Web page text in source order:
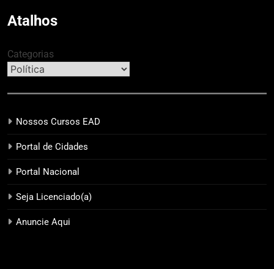
Atalhos
Categorias
Nossos Cursos EAD
Portal de Cidades
Portal Nacional
Seja Licenciado(a)
Anuncie Aqui